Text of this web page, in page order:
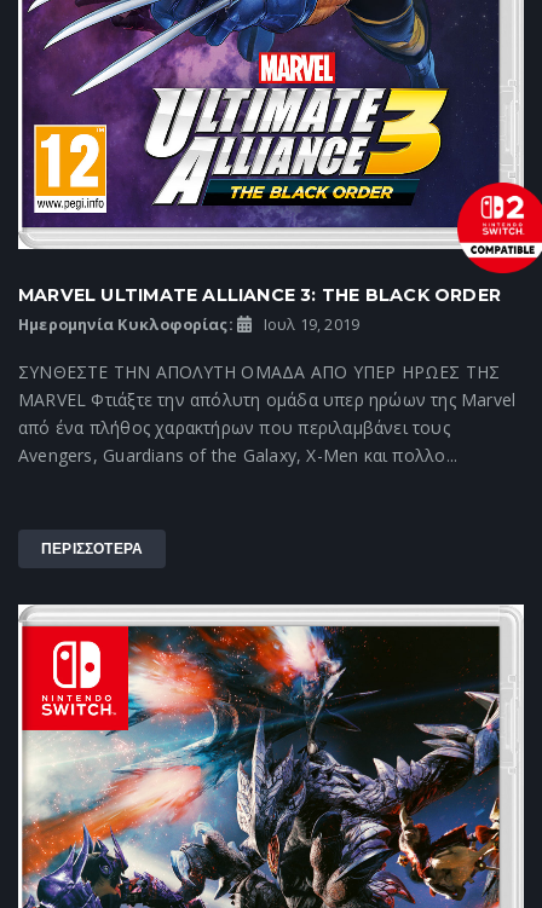
MARVEL ULTIMATE ALLIANCE 3: THE BLACK ORDER
Ημερομηνία Κυκλοφορίας: Ιουλ 19, 2019
ΣΥΝΘΕΣΤΕ ΤΗΝ ΑΠΟΛΥΤΗ ΟΜΑΔΑ ΑΠΟ ΥΠΕΡ ΗΡΩΕΣ ΤΗΣ
MARVEL Φτιάξτε την απόλυτη ομάδα υπερ ηρώων της Marvel
από ένα πλήθος χαρακτήρων που περιλαμβάνει τους
Avengers, Guardians of the Galaxy, X-Men και πολλο...
ΠΕΡΙΣΣΟΤΕΡΑ